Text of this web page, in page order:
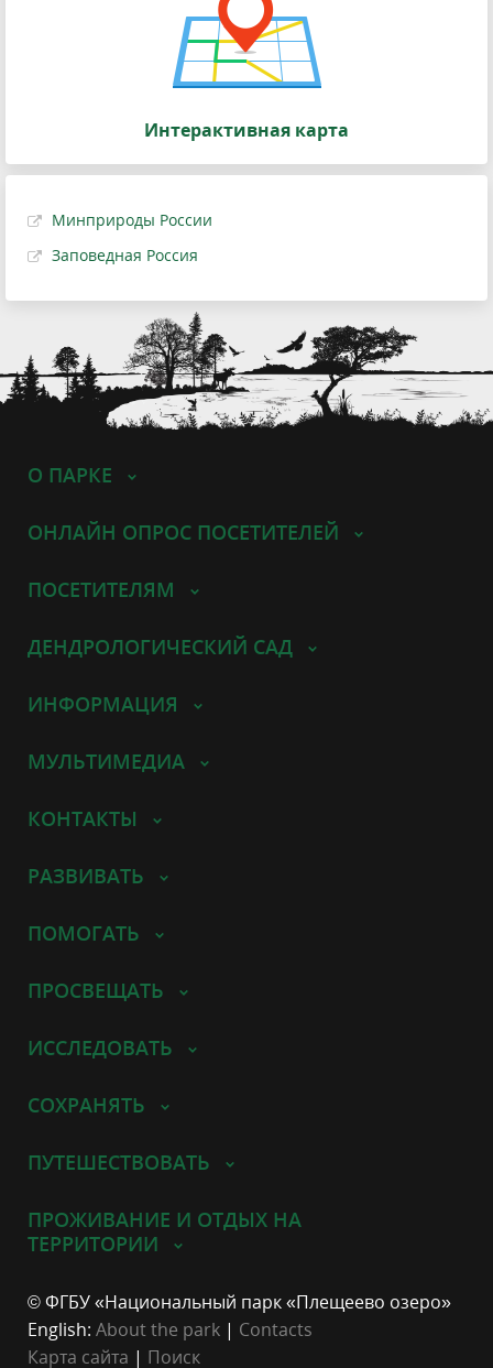
Интерактивная карта
Минприроды России
Заповедная Россия
О ПАРКЕ
ОНЛАЙН ОПРОС ПОСЕТИТЕЛЕЙ
ПОСЕТИТЕЛЯМ
ДЕНДРОЛОГИЧЕСКИЙ САД
ИНФОРМАЦИЯ
МУЛЬТИМЕДИА
КОНТАКТЫ
РАЗВИВАТЬ
ПОМОГАТЬ
ПРОСВЕЩАТЬ
ИССЛЕДОВАТЬ
СОХРАНЯТЬ
ПУТЕШЕСТВОВАТЬ
ПРОЖИВАНИЕ И ОТДЫХ НА
ТЕРРИТОРИИ
© ФГБУ «Национальный парк «Плещеево озеро»
English: About the park | Contacts
Карта сайта | Поиск